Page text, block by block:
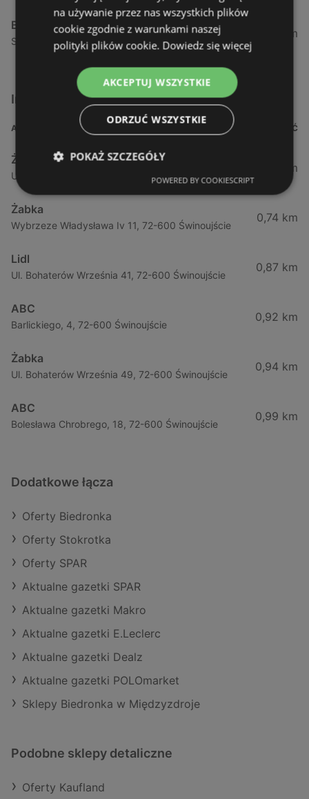
Biedronka
Sienkiewicza 32, 72-510 Wolin
24,01 km
Inne sklepy Supermarkety w pobliżu
ADRES ODLEGŁOŚĆ
Żabka
Ul. Barlickiego 4d / 2, 72-602 Świnoujście
0,64 km
Żabka
Wybrzeze Władysława Iv 11, 72-600 Świnoujście
0,74 km
Lidl
Ul. Bohaterów Września 41, 72-600 Świnoujście
0,87 km
ABC
Barlickiego, 4, 72-600 Świnoujście
0,92 km
Żabka
Ul. Bohaterów Września 49, 72-600 Świnoujście
0,94 km
ABC
Bolesława Chrobrego, 18, 72-600 Świnoujście
0,99 km
Dodatkowe łącza
Oferty Biedronka
Oferty Stokrotka
Oferty SPAR
Aktualne gazetki SPAR
Aktualne gazetki Makro
Aktualne gazetki E.Leclerc
Aktualne gazetki Dealz
Aktualne gazetki POLOmarket
Sklepy Biedronka w Międzyzdroje
Podobne sklepy detaliczne
Oferty Kaufland
na używanie przez nas wszystkich plików
cookie zgodnie z warunkami naszej
polityki plików cookie. Dowiedz się więcej
AKCEPTUJ WSZYSTKIE
ODRZUĆ WSZYSTKIE
POKAŻ SZCZEGÓŁY
POWERED BY COOKIESCRIPT